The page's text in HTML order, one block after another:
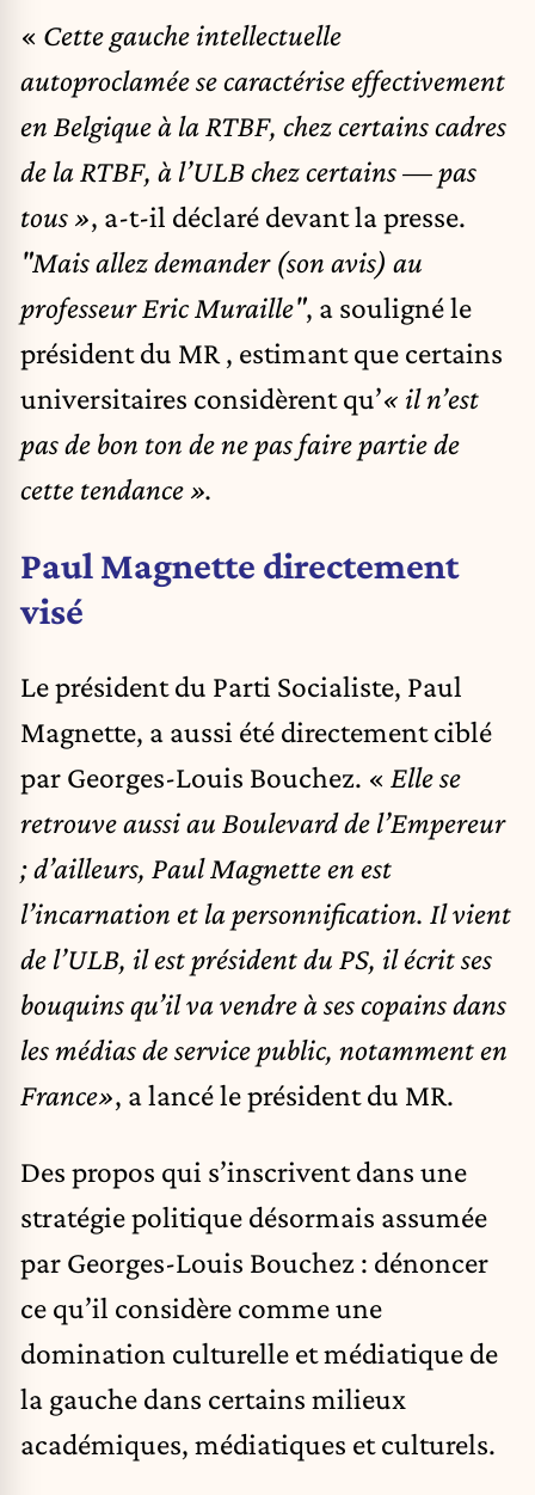
« Cette gauche intellectuelle
autoproclamée se caractérise effectivement
en Belgique à la RTBF, chez certains cadres
de la RTBF, à l’ULB chez certains — pas
tous », a-t-il déclaré devant la presse.
"Mais allez demander (son avis) au
professeur Eric Muraille", a souligné le
président du MR , estimant que certains
universitaires considèrent qu’« il n’est
pas de bon ton de ne pas faire partie de
cette tendance ».
Paul Magnette directement
visé
Le président du Parti Socialiste, Paul
Magnette, a aussi été directement ciblé
par Georges-Louis Bouchez. « Elle se
retrouve aussi au Boulevard de l’Empereur
; d’ailleurs, Paul Magnette en est
l’incarnation et la personnification. Il vient
de l’ULB, il est président du PS, il écrit ses
bouquins qu’il va vendre à ses copains dans
les médias de service public, notamment en
France», a lancé le président du MR.
Des propos qui s’inscrivent dans une
stratégie politique désormais assumée
par Georges-Louis Bouchez : dénoncer
ce qu’il considère comme une
domination culturelle et médiatique de
la gauche dans certains milieux
académiques, médiatiques et culturels.